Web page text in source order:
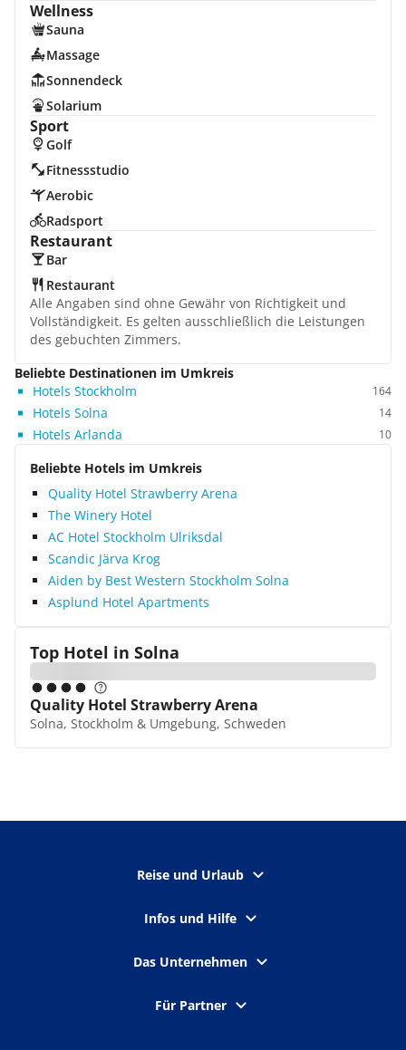
Wellness
Sauna
Massage
Sonnendeck
Solarium
Sport
Golf
Fitnessstudio
Aerobic
Radsport
Restaurant
Bar
Restaurant
Alle Angaben sind ohne Gewähr von Richtigkeit und
Vollständigkeit. Es gelten ausschließlich die Leistungen
des gebuchten Zimmers.
Beliebte Destinationen im Umkreis
Hotels Stockholm
164
Hotels Solna 14
Hotels Arlanda 10
Beliebte Hotels im Umkreis
Quality Hotel Strawberry Arena
The Winery Hotel
AC Hotel Stockholm Ulriksdal
Scandic Järva Krog
Aiden by Best Western Stockholm Solna
Asplund Hotel Apartments
Top Hotel in Solna
Quality Hotel Strawberry Arena
Solna, Stockholm & Umgebung, Schweden
Reise und Urlaub
Infos und Hilfe
Das Unternehmen
Für Partner